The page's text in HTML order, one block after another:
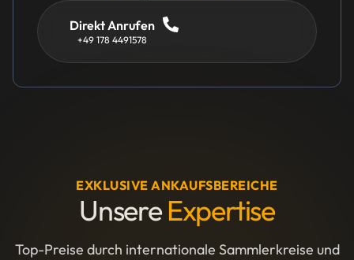
Direkt Anrufen
+49 178 4491578
EXKLUSIVE ANKAUFSBEREICHE
UnsereExpertise
Top-Preise durch internationale Sammlerkreise und